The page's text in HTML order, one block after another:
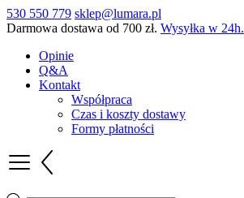
530 550 779 sklep@lumara.pl
Darmowa dostawa od 700 zł. Wysyłka w 24h.
Opinie
Q&A
Kontakt
Współpraca
Czas i koszty dostawy
Formy płatności